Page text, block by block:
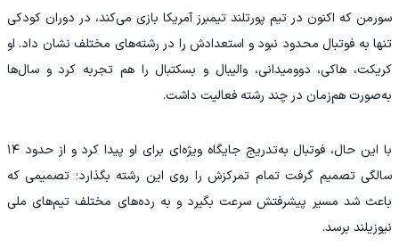
سورمن که اکنون در تیم پورتلند تیمبرز آمریکا بازی می‌کند، در دوران کودکی
تنها به فوتبال محدود نبود و استعدادش را در رشته‌های مختلف نشان داد. او
کریکت، هاکی، دوومیدانی، والیبال و بسکتبال را هم تجربه کرد و سال‌ها
به‌صورت هم‌زمان در چند رشته فعالیت داشت.
با این حال، فوتبال به‌تدریج جایگاه ویژه‌ای برای او پیدا کرد و از حدود ۱۴
سالگی تصمیم گرفت تمام تمرکزش را روی این رشته بگذارد؛ تصمیمی که
باعث شد مسیر پیشرفتش سرعت بگیرد و به رده‌های مختلف تیم‌های ملی
نیوزیلند برسد.